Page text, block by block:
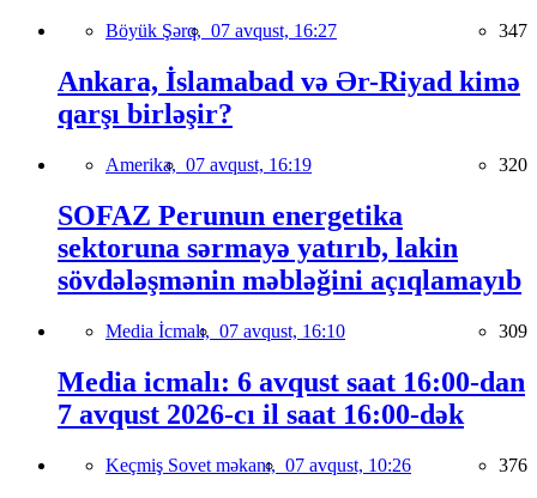
Böyük Şərq, 07 avqust, 16:27 347
Ankara, İslamabad və Ər-Riyad kimə
qarşı birləşir?
Amerika, 07 avqust, 16:19 320
SOFAZ Perunun energetika
sektoruna sərmayə yatırıb, lakin
sövdələşmənin məbləğini açıqlamayıb
Media İcmalı, 07 avqust, 16:10 309
Media icmalı: 6 avqust saat 16:00-dan
7 avqust 2026-cı il saat 16:00-dək
Keçmiş Sovet məkanı, 07 avqust, 10:26 376